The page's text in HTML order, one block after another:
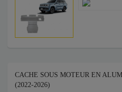
CACHE SOUS MOTEUR EN
(2022-2026)